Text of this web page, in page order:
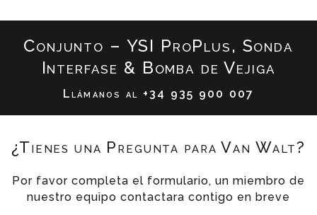
Conjunto – YSI ProPlus, Sonda
Interfase & Bomba de Vejiga
Llámanos al +34 935 900 007
¿Tienes una Pregunta para Van Walt?
Por favor completa el formulario, un miembro de
nuestro equipo contactara contigo en breve